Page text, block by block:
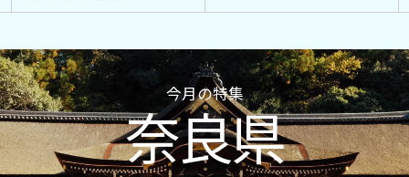
今月の特集
奈良県